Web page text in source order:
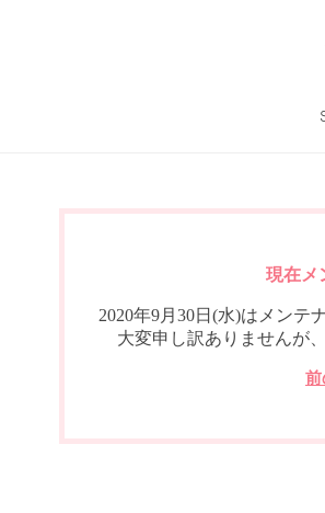
現在メ
2020年9月30日(水)はメンテ
大変申し訳ありませんが
前